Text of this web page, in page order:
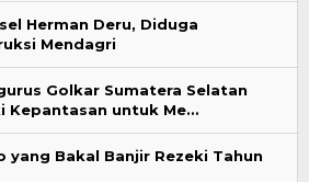
Herman Deru, Diduga
Mendagri
Golkar Sumatera Selatan
Kepantasan untuk Me…
yang Bakal Banjir Rezeki Tahun